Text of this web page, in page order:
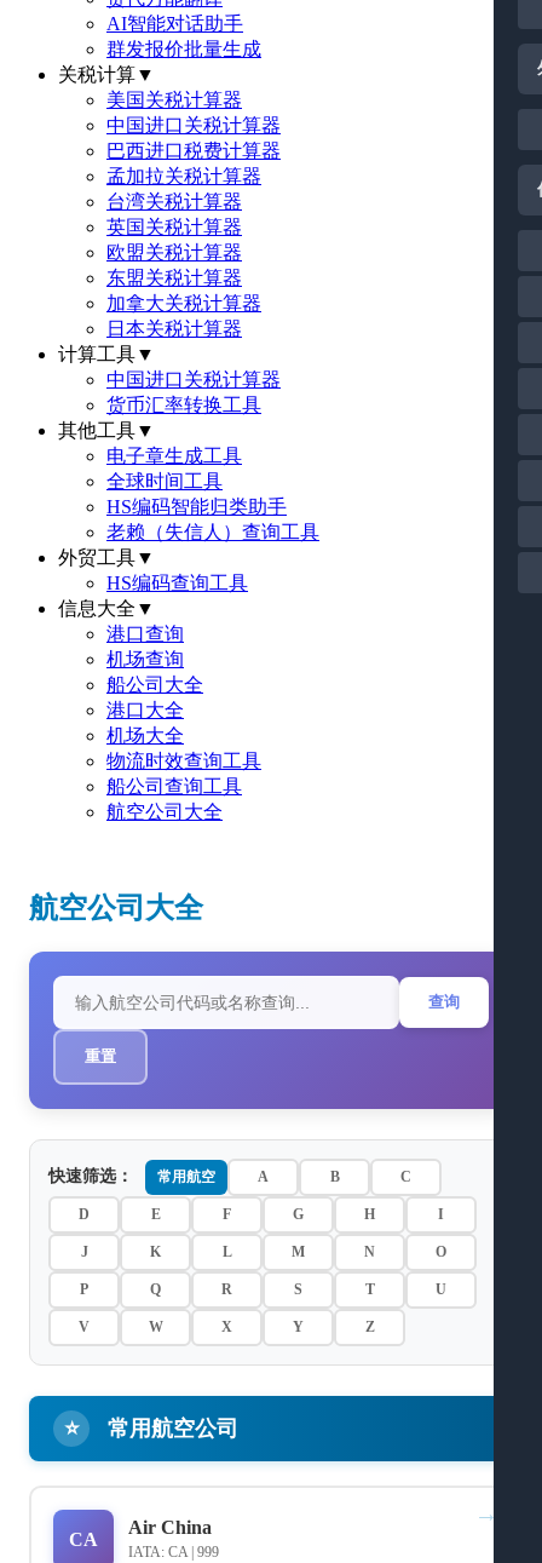
AI智能对话助手
群发报价批量生成
关税计算▼
美国关税计算器
中国进口关税计算器
巴西进口税费计算器
孟加拉关税计算器
台湾关税计算器
英国关税计算器
欧盟关税计算器
东盟关税计算器
加拿大关税计算器
日本关税计算器
计算工具▼
中国进口关税计算器
货币汇率转换工具
其他工具▼
电子章生成工具
全球时间工具
HS编码智能归类助手
老赖（失信人）查询工具
外贸工具▼
HS编码查询工具
信息大全 ▼
港口查询
机场查询
船公司大全
港口大全
机场大全
物流时效查询工具
船公司查询工具
航空公司大全
航空公司大全
查询
重置
快速筛选： 常用航空 A B C
D E F G H I
J K L M N O
P Q R S T U
V W X Y Z
⭐ 常用航空公司
CA
Air China
IATA: CA | 999
→